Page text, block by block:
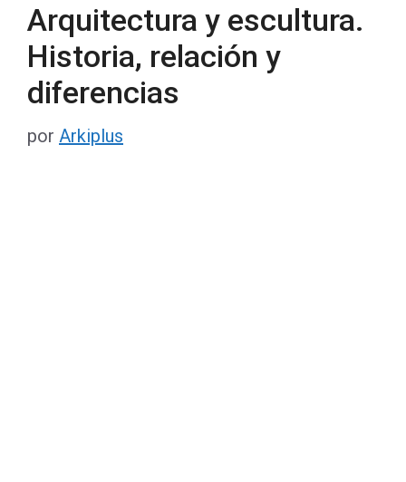
Arquitectura y escultura.
Historia, relación y
diferencias
por Arkiplus